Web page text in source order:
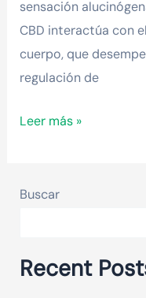
sensación
CBD interactúa con
cuerpo, que
regulación de
Leer más »
Buscar
Recent